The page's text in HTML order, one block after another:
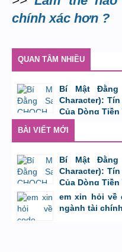
chính xác hơn ?
QUAN TÂM NHIỀU
Bí Mật Đằng
Character):
Của Dòng
BÀI VIẾT MỚI
Bí Mật Đằng
Character):
Của Dòng
bởi 8/8/26 lúc 11:11
em xin hỏi về
ngành tài chính